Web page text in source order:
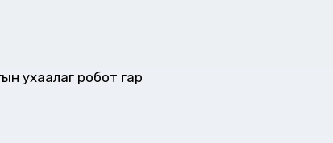
ухаалаг робот гар